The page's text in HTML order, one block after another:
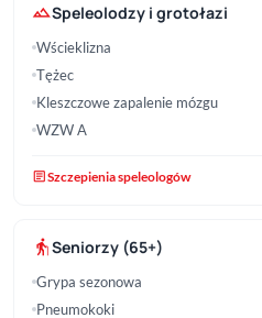
terrainSpeleolodzy i grotołazi
Wścieklizna
Tężec
Kleszczowe zapalenie mózgu
WZW A
articleSzczepienia speleologów
elderlySeniorzy (65+)
Grypa sezonowa
Pneumokoki